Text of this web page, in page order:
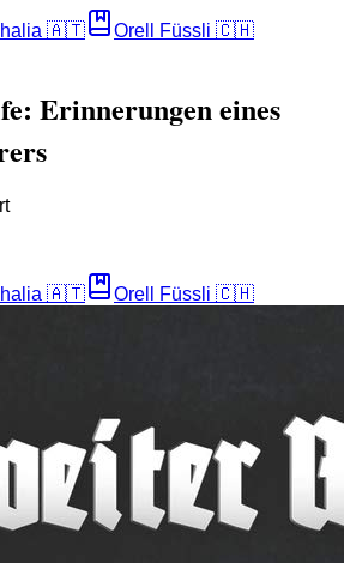
🇦🇹 Orell Füssli 🇨🇭
Erinnerungen eines
🇦🇹 Orell Füssli 🇨🇭